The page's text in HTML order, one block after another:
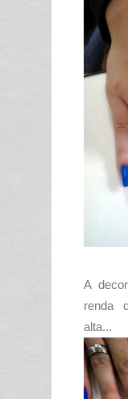
A
renda
alta...